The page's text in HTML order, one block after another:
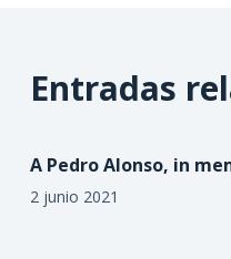
Entradas
A Pedro Alonso, in
2 junio 2021